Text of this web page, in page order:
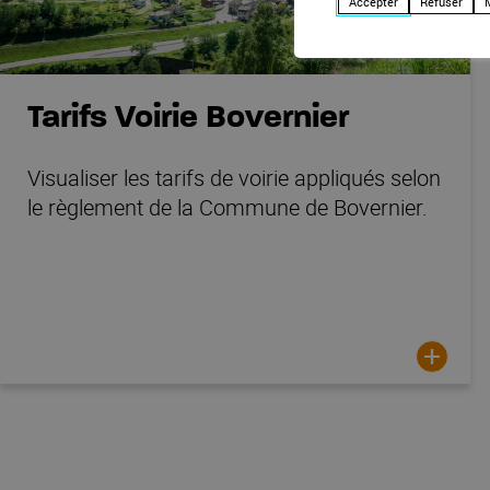
Tarifs Voirie Bovernier
Visualiser les tarifs de voirie appliqués selon
le règlement de la Commune de Bovernier.